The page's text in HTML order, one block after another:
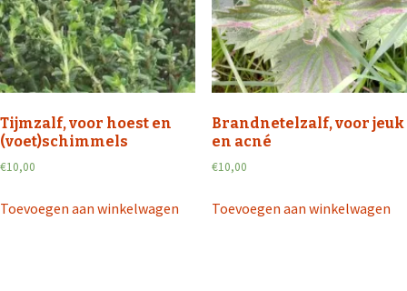
Tijmzalf, voor hoest en
(voet)schimmels
€10,00
Toevoegen aan winkelwagen
Brandnetelzalf, voor jeuk
en acné
€10,00
Toevoegen aan winkelwagen